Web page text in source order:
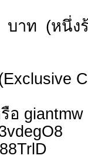
บาท (หนึ่
อ